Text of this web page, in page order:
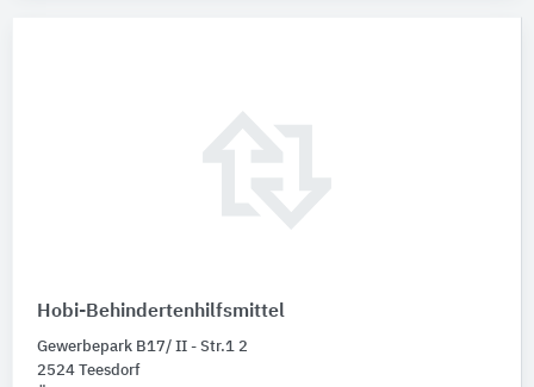
Hobi-Behindertenhilfsmittel
Gewerbepark B17/ II - Str.1 2
2524 Teesdorf